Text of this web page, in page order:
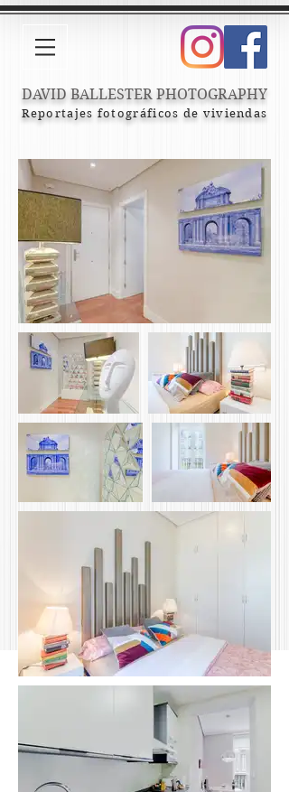
Reportajes fotográficos de viviendas
DAVID BALLESTER PHOTOGRAPHY